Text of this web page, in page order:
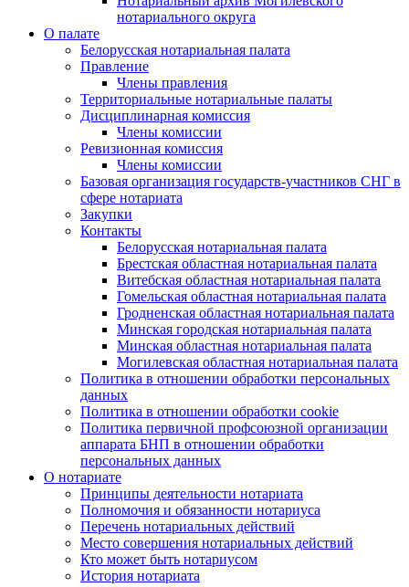
нотариального округа
О палате
Белорусская нотариальная палата
Правление
Члены правления
Территориальные нотариальные палаты
Дисциплинарная комиссия
Члены комиссии
Ревизионная комиссия
Члены комиссии
Базовая организация государств-участников СНГ в
сфере нотариата
Закупки
Контакты
Белорусская нотариальная палата
Брестская областная нотариальная палата
Витебская областная нотариальная палата
Гомельская областная нотариальная палата
Гродненская областная нотариальная палата
Минская городская нотариальная палата
Минская областная нотариальная палата
Могилевская областная нотариальная палата
Политика в отношении обработки персональных
данных
Политика в отношении обработки cookie
Политика первичной профсоюзной организации
аппарата БНП в отношении обработки
персональных данных
О нотариате
Принципы деятельности нотариата
Полномочия и обязанности нотариуса
Перечень нотариальных действий
Место совершения нотариальных действий
Кто может быть нотариусом
История нотариата